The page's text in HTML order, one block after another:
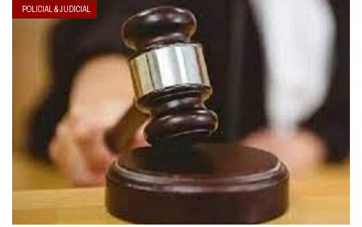
POLICIAL & JUDICIAL